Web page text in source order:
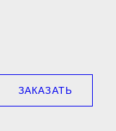
ЗАКАЗАТЬ